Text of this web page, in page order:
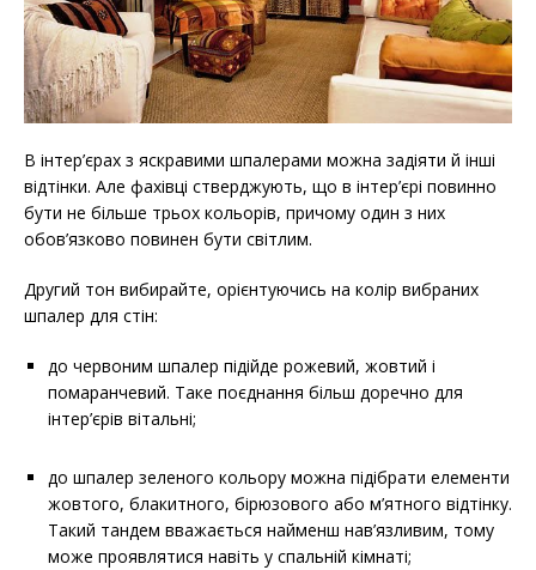
В інтер’єрах з яскравими шпалерами можна задіяти й інші
відтінки. Але фахівці стверджують, що в інтер’єрі повинно
бути не більше трьох кольорів, причому один з них
обов’язково повинен бути світлим.
Другий тон вибирайте, орієнтуючись на колір вибраних
шпалер для стін:
до червоним шпалер підійде рожевий, жовтий і
помаранчевий. Таке поєднання більш доречно для
інтер’єрів вітальні;
до шпалер зеленого кольору можна підібрати елементи
жовтого, блакитного, бірюзового або м’ятного відтінку.
Такий тандем вважається найменш нав’язливим, тому
може проявлятися навіть у спальній кімнаті;